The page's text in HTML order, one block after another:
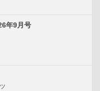
年9月号